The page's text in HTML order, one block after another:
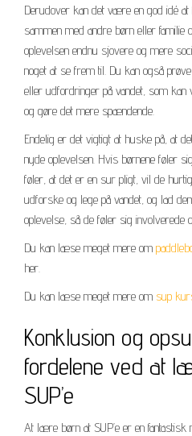
Derudover kan det være en god idé at
sammen med andre børn eller familie
oplevelsen endnu sjovere og mere
noget at se frem til. Du kan også
eller udfordringer på vandet, som
og gøre det mere spændende.
Endelig er det vigtigt at huske på, at
nyde oplevelsen. Hvis børnene føler
føler, at det er en sur pligt, vil de
udforske og lege på vandet, og lad
oplevelse, så de føler sig involverede
Du kan læse meget mere om
her.
Du kan læse meget mere om sup
Konklusion og
fordelene ved at
SUP’e
At lære børn at SUP’e er en